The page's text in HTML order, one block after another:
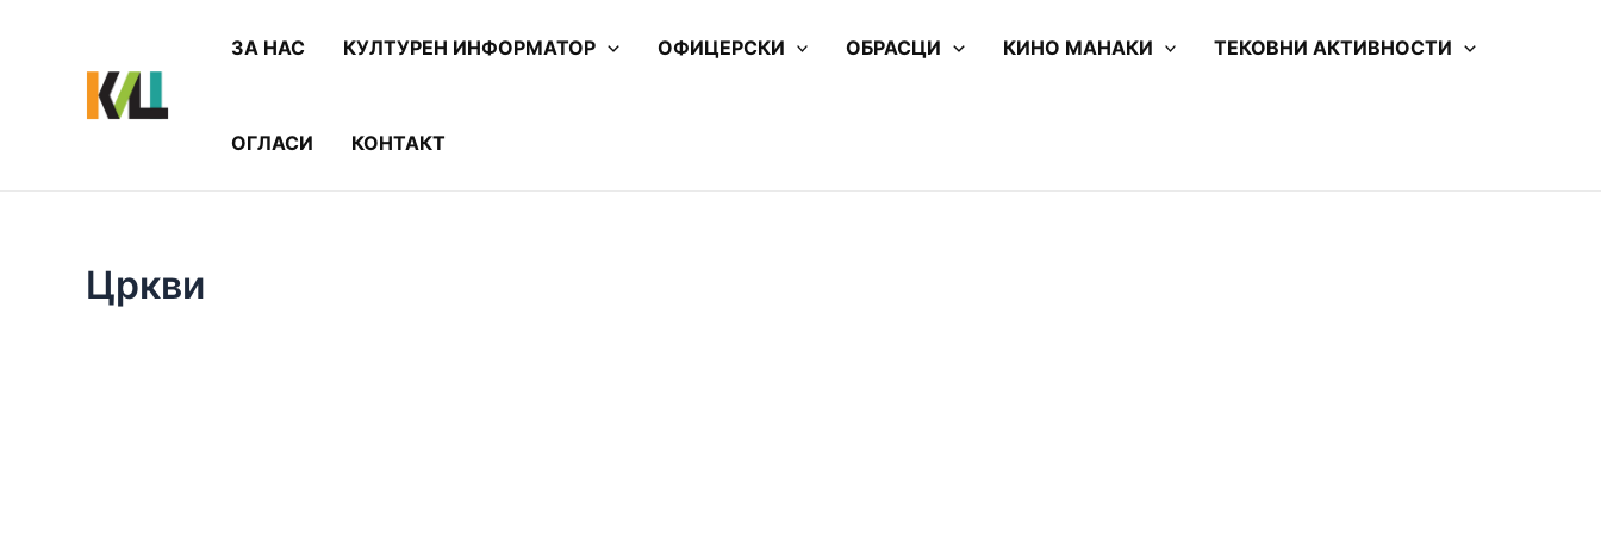
ЗА НАС КУЛТУРЕН ИНФОРМАТОР ОФИЦЕРСКИ ОБРАСЦИ КИНО МАНАКИ ТЕКОВНИ АКТИВНОСТИ
ОГЛАСИ КОНТАКТ
Цркви